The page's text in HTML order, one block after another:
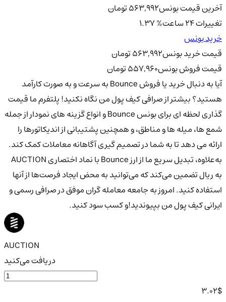
آخرین قیمت بونس563,992تومان
تغییرات 24 ساعت
1.37%
خرید بونس
قیمت خرید بونس563,992تومان
قیمت فروش بونس557,960تومان
آیا به دنبال خرید یا فروش Bounce به سرعت و به صورت کارآمد
هستید؟ بیشتر از صرافی کیف پول من نگاه نکنید! پلتفرم ما قیمت
گذاری لحظه ای برای بونس Bounce و انواع گزینه های نمودار از جمله
شمع ها، میله ها و مناطق، و همچنین پشتیبانی از اندیکاتورها را
ارائه می دهد تا به شما در تصمیم گیری آگاهانه معاملات کمک کند.
به‌علاوه، تبدیل سریع ما از ارز Bounce با نماد اختصاری AUCTION
به ریال تضمین می‌کند که می‌توانید به محض ایجاد فرصت‌ها از آنها
استفاده کنید. امروز به جامعه معامله گران موفق در صرافی رسمی و
ایرانی کیف پول من بپیوندید!و کسب سود کنید.
AUCTION
دریافت می‌کنید
3.02$